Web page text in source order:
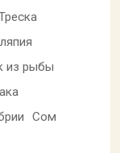
из рыбы
Сом